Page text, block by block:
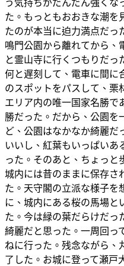
う気持ちがだんだん強くな
た。もっともおおきな潮を
たのが本当に迫力満点だっ
鳴門公園から離れてから、
と霊山寺に行くつもりだっ
何と遅刻して、電車に間に
のスポットをパスして、栗
エリア内の唯一国家名勝で
勝だった。だから、公園を
ど、公園はなかなか綺麗だ
いいし、紅葉もいっぱいあ
った。そのあと、ちょっと
城内には昔のままに保存さ
た。天守閣の立派な様子を
に、城内にある桜の馬場と
た。今は緑の葉だらけだっ
綺麗だと思った。一周回っ
ねに行った。残念ながら、
了した。お城に登って瀬戸